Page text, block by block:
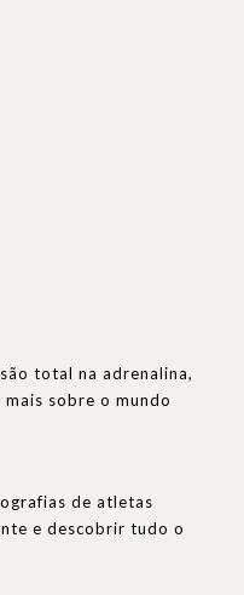
total na adrenalina,
sobre o mundo
de atletas
e descobrir tudo o